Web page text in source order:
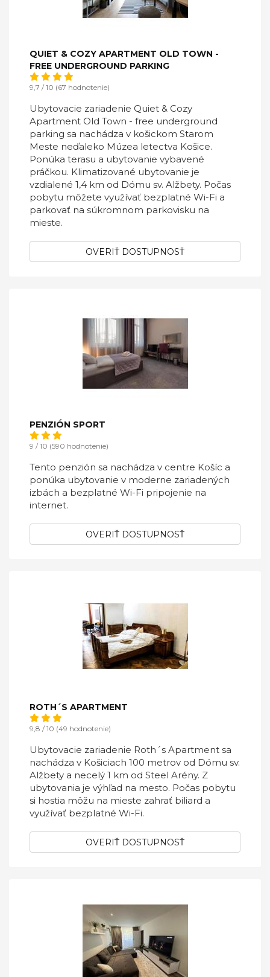
QUIET & COZY APARTMENT OLD TOWN -
FREE UNDERGROUND PARKING
9,7 / 10 (67 hodnotenie)
Ubytovacie zariadenie Quiet & Cozy
Apartment Old Town - free underground
parking sa nachádza v košickom Starom
Meste neďaleko Múzea letectva Košice.
Ponúka terasu a ubytovanie vybavené
práčkou. Klimatizované ubytovanie je
vzdialené 1,4 km od Dómu sv. Alžbety. Počas
pobytu môžete využívať bezplatné Wi-Fi a
parkovať na súkromnom parkovisku na
mieste.
OVERIŤ DOSTUPNOSŤ
PENZIÓN SPORT
9 / 10 (590 hodnotenie)
Tento penzión sa nachádza v centre Košíc a
ponúka ubytovanie v moderne zariadených
izbách a bezplatné Wi-Fi pripojenie na
internet.
OVERIŤ DOSTUPNOSŤ
ROTH´S APARTMENT
9,8 / 10 (49 hodnotenie)
Ubytovacie zariadenie Roth´s Apartment sa
nachádza v Košiciach 100 metrov od Dómu sv.
Alžbety a necelý 1 km od Steel Arény. Z
ubytovania je výhľad na mesto. Počas pobytu
si hostia môžu na mieste zahrať biliard a
využívať bezplatné Wi-Fi.
OVERIŤ DOSTUPNOSŤ